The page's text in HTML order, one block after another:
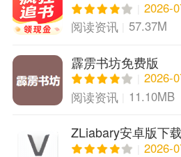
2026-
阅读资讯
57.37M
霹雳书坊免费版
2026-
阅读资讯
11.10MB
ZLiabary安卓版下载
2026-